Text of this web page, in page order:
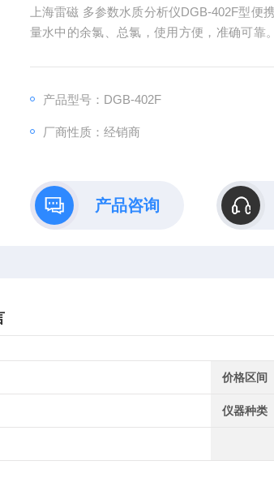
上海雷磁 多参数水质分析仪DGB-402F型便
量水中的余氯、总氯，使用方便，准确可靠
产品型号：DGB-402F
厂商性质：经销商
产品咨询
价格区间
仪器种类